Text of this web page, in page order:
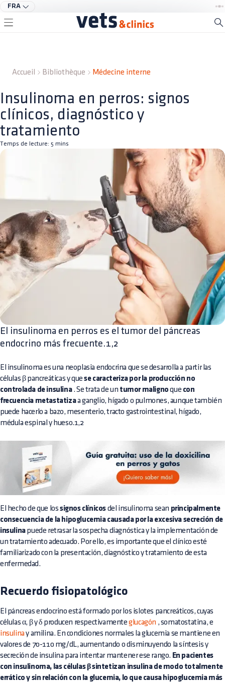
FRA
Accueil Bibliothèque Médecine interne
Insulinoma en perros: signos
clínicos, diagnóstico y
tratamiento
Temps de lecture: 5 mins
El insulinoma en perros es el tumor del páncreas
endocrino más frecuente.1,2
El insulinoma es una neoplasia endocrina que se desarrolla a partir las
células β pancreáticas y quese caracteriza por la producción no
controlada de insulina. Se trata de un tumor maligno que con
frecuencia metastatizaa ganglio, hígado o pulmones, aunque también
puede hacerlo a bazo, mesenterio, tracto gastrointestinal, hígado,
médula espinal y hueso.1,2
El hecho de que los signos clínicos del insulinoma sean principalmente
consecuencia de la hipoglucemia causada por la excesiva secreción de
insulinapuede retrasar la sospecha diagnóstica y la implementación de
un tratamiento adecuado. Por ello, es importante que el clínico esté
familiarizado con la presentación, diagnóstico y tratamiento de esta
enfermedad.
Recuerdo fisiopatológico
El páncreas endocrino está formado por los islotes pancreáticos, cuyas
células α, β y δ producen respectivamenteglucagón , somatostatina, e
insulina y amilina. En condiciones normales la glucemia se mantiene en
valores de 70-110 mg/dL, aumentando o disminuyendo la síntesis y
secreción de insulina para intentar mantener ese rango. En pacientes
con insulinoma, las células β sintetizan insulina de modo totalmente
errático y sin relación con la glucemia, lo que causa hipoglucemia más